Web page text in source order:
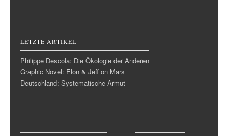
LETZTE ARTIKEL
Philippe Descola: Die Ökologie der Anderen
Graphic Novel: Elon & Jeff on Mars
Deutschland: Systematische Armut